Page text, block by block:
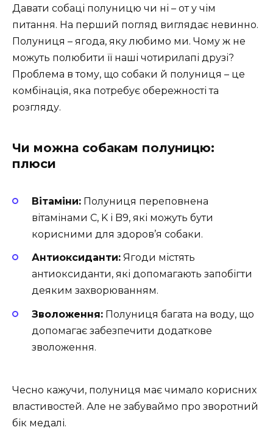
Давати собаці полуницю чи ні – от у чім
питання. На перший погляд виглядає невинно.
Полуниця – ягода, яку любимо ми. Чому ж не
можуть полюбити її наші чотирилапі друзі?
Проблема в тому, що собаки й полуниця – це
комбінація, яка потребує обережності та
розгляду.
Чи можна собакам полуницю:
плюси
Вітаміни: Полуниця переповнена
вітамінами C, K і B9, які можуть бути
корисними для здоров’я собаки.
Антиоксиданти: Ягоди містять
антиоксиданти, які допомагають запобігти
деяким захворюванням.
Зволоження: Полуниця багата на воду, що
допомагає забезпечити додаткове
зволоження.
Чесно кажучи, полуниця має чимало корисних
властивостей. Але не забуваймо про зворотний
бік медалі.